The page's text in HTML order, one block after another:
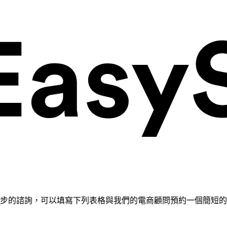
的諮詢，可以填寫下列表格與我們的電商顧問預約一個簡短